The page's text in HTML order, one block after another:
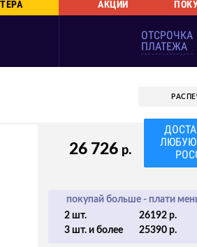
АКЦИИ
ОТСРОЧКА
ПЛАТЕЖА
ЛЮБУЮ
26 726 р.
покупай больше - плати
2 шт.
26192 р.
3 шт. и более
25390 р.